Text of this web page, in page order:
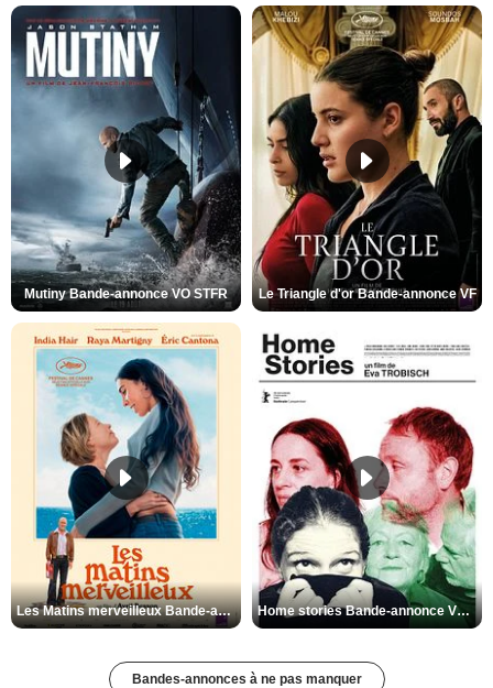
Mutiny Bande-annonce VO STFR Le Triangle d'or Bande-annonce VF
Les Matins merveilleux Bande-annonce VF Home stories Bande-annonce VO STFR
Bandes-annonces à ne pas manquer